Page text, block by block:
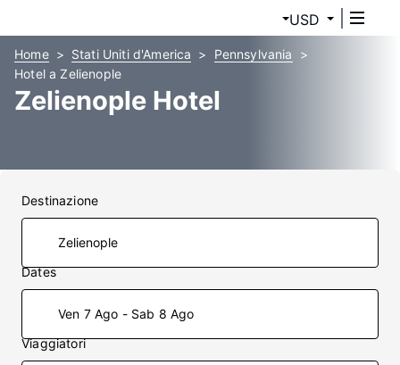
USD
Home Stati Uniti d'America
Pennsylvania
Hotel a Zelienople
Zelienople Hotel
Destinazione
Dates
Ven 7 Ago - Sab 8 Ago
Viaggiatori